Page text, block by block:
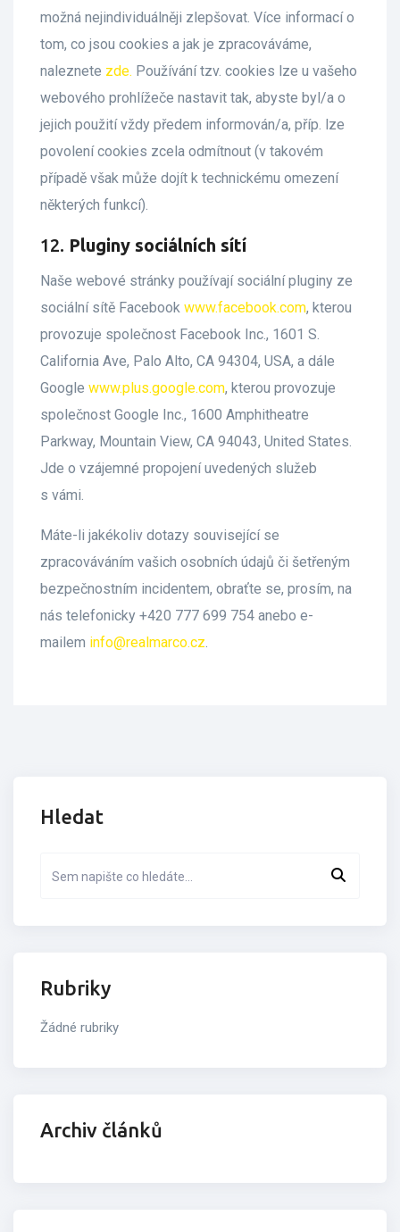
možná nejindividuálněji zlepšovat. Více informací o
tom, co jsou cookies a jak je zpracováváme,
naleznete zde. Používání tzv. cookies lze u vašeho
webového prohlížeče nastavit tak, abyste byl/a o
jejich použití vždy předem informován/a, příp. lze
povolení cookies zcela odmítnout (v takovém
případě však může dojít k technickému omezení
některých funkcí).
12. Pluginy sociálních sítí
Naše webové stránky používají sociální pluginy ze
sociální sítě Facebook www.facebook.com, kterou
provozuje společnost Facebook Inc., 1601 S.
California Ave, Palo Alto, CA 94304, USA, a dále
Google www.plus.google.com, kterou provozuje
společnost Google Inc., 1600 Amphitheatre
Parkway, Mountain View, CA 94043, United States.
Jde o vzájemné propojení uvedených služeb
s vámi.
Máte-li jakékoliv dotazy související se
zpracováváním vašich osobních údajů či šetřeným
bezpečnostním incidentem, obraťte se, prosím, na
nás telefonicky +420 777 699 754 anebo e-
mailem info@realmarco.cz.
Hledat
Rubriky
Žádné rubriky
Archiv článků